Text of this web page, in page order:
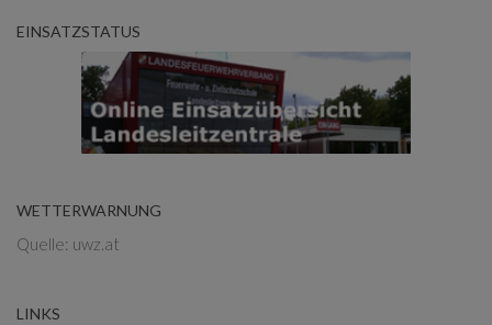
EINSATZSTATUS
WETTERWARNUNG
Quelle: uwz.at
LINKS